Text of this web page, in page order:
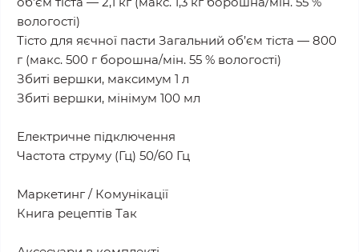
вологості)
Тісто для яєчної пасти Загальний об’єм тіста — 800
г (макс. 500 г борошна/мін. 55 % вологості)
Збиті вершки, максимум 1 л
Збиті вершки, мінімум 100 мл
Електричне підключення
Частота струму (Гц) 50/60 Гц
Маркетинг / Комунікації
Книга рецептів Так